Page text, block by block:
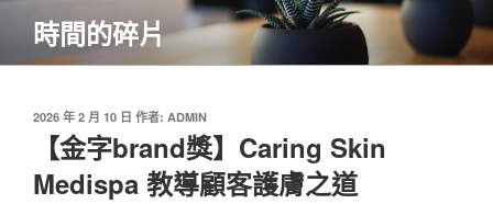
主
時間的碎片
發
2026 年 2 月 10 日 作者: ADMIN
【金字brand獎】Caring Skin
Medispa 教導顧客護膚之道